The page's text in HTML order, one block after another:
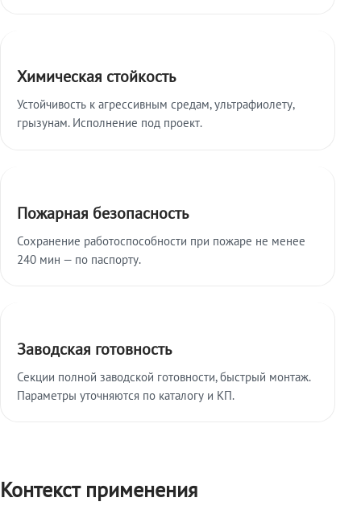
Химическая стойкость
Устойчивость к агрессивным средам, ультрафиолету,
грызунам. Исполнение под проект.
Пожарная безопасность
Сохранение работоспособности при пожаре не менее
240 мин — по паспорту.
Заводская готовность
Секции полной заводской готовности, быстрый монтаж.
Параметры уточняются по каталогу и КП.
Контекст применения